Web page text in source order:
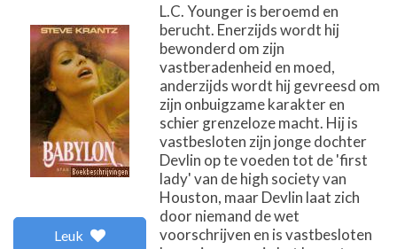
Leuk
L.C. Younger is beroemd en
berucht. Enerzijds wordt hij
bewonderd om zijn
vastberadenheid en moed,
anderzijds wordt hij gevreesd om
zijn onbuigzame karakter en
schier grenzeloze macht. Hij is
vastbesloten zijn jonge dochter
Devlin op te voeden tot de 'first
lady' van de high society van
Houston, maar Devlin laat zich
door niemand de wet
voorschrijven en is vastbesloten